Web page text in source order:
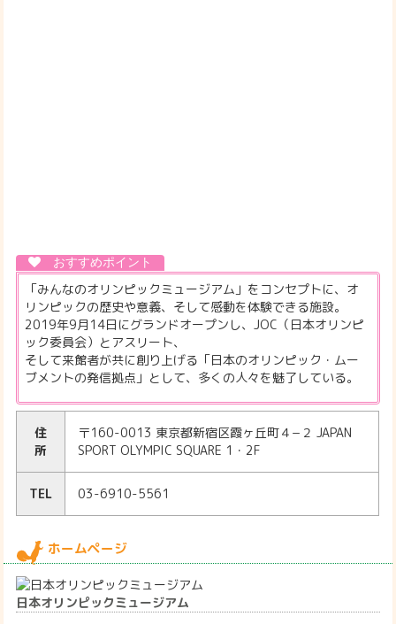
「みんなのオリンピックミュージアム」をコンセプトに、オ
リンピックの歴史や意義、そして感動を体験できる施設。
2019年9月14日にグランドオープンし、JOC（日本オリンピ
ック委員会）とアスリート、
そして来館者が共に創り上げる「日本のオリンピック・ムー
ブメントの発信拠点」として、多くの人々を魅了している。
住
所
〒160-0013 東京都新宿区霞ヶ丘町４−２ JAPAN
SPORT OLYMPIC SQUARE 1・2F
TEL 03-6910-5561
ホームページ
日本オリンピックミュージアム